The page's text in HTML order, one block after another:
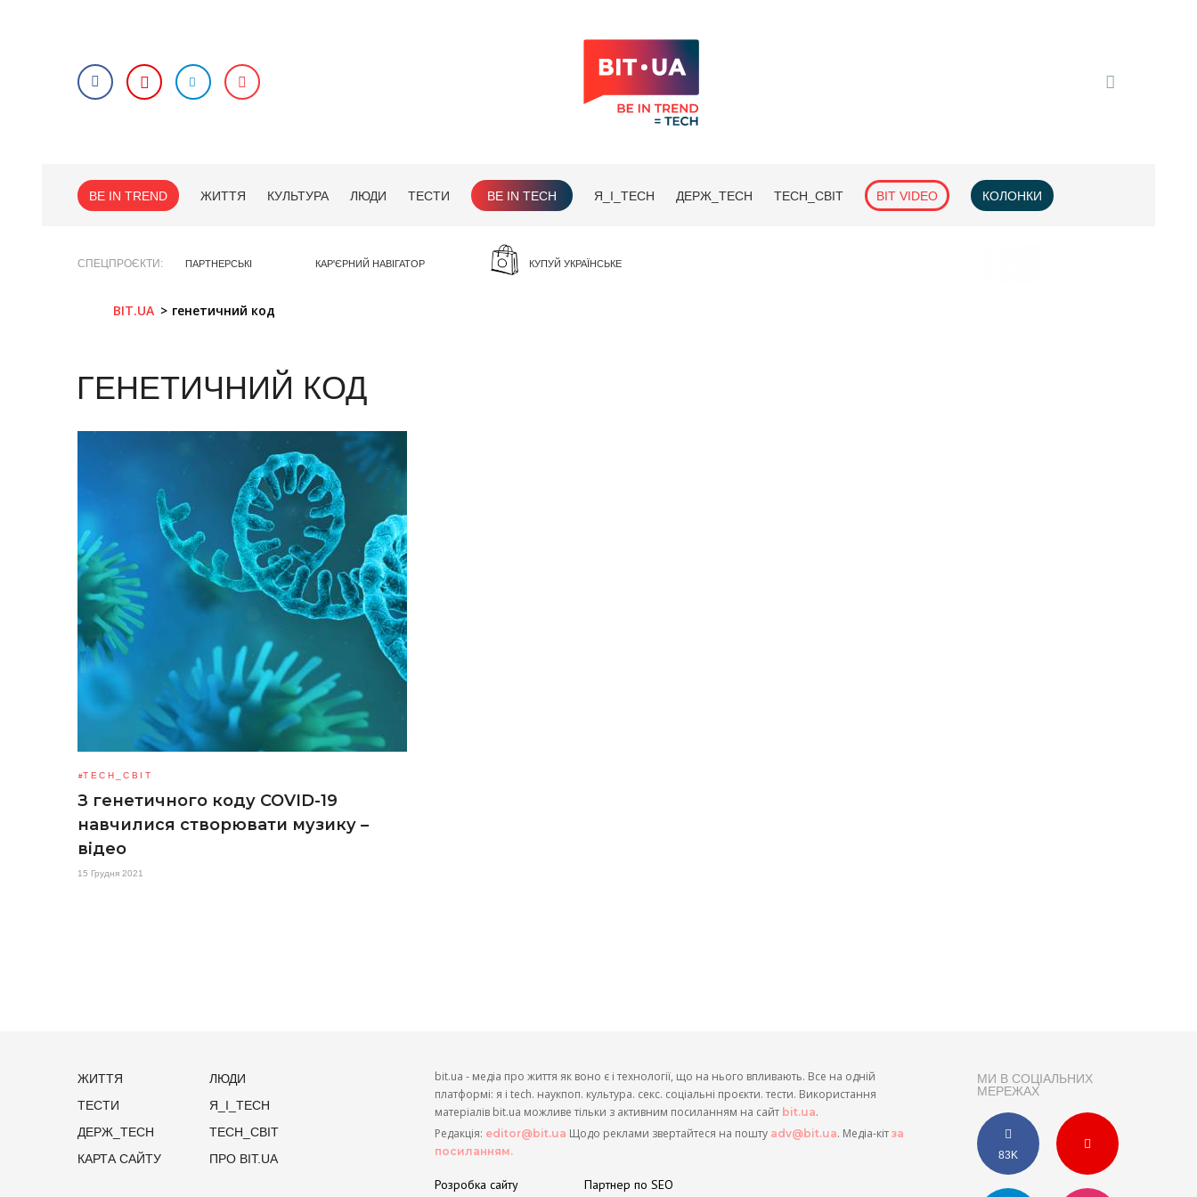
BE IN TREND ЖИТТЯ КУЛЬТУРА ЛЮДИ ТЕСТИ BE IN TECH Я_І_TECH ДЕРЖ_TECH TECH_СВІТ BIT VIDEO КОЛОНКИ
СПЕЦПРОЄКТИ ПАРТНЕРСЬКІ КАР'ЄРНИЙ НАВІГАТОР КУПУЙ УКРАЇНСЬКЕ
BIT.UA генетичний код
ГЕНЕТИЧНИЙ КОД
TECH_СВІТ
З генетичного коду COVID-19
навчилися створювати музику –
відео
15 Грудня 2021
ЖИТТЯ
ЛЮДИ
ТЕСТИ
Я_І_TECH
ДЕРЖ_TECH
TECH_СВІТ
КАРТА САЙТУ
ПРО BIT.UA
МИ В СОЦІАЛЬНИХ
МЕРЕЖАХ
83K
bit.ua - медіа про життя як воно є і технології, що на нього впливають. Все на одній
платформі: я і tech. наукпоп. культура. секс. соціальні проєкти. тести. Використання
матеріалів bit.ua можливе тільки з активним посиланням на сайт bit.ua.
Редакція: editor@bit.ua Щодо реклами звертайтеся на пошту adv@bit.ua. Медіа-кіт за
посиланням.
Розробка сайту Партнер по SEO